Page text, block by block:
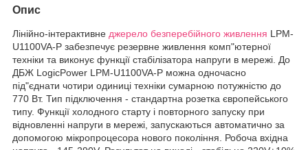
Опис
Лінійно-інтерактивне джерело безперебійного живлення LPM-
U1100VA-P забезпечує резервне живлення комп"ютерної
техніки та виконує функції стабілізатора напруги в мережі. До
ДБЖ LogicPower LPM-U1100VA-P можна одночасно
під"єднати чотири одиниці техніки сумарною потужністю до
770 Вт. Тип підключення - стандартна розетка європейського
типу. Функції холодного старту і повторного запуску при
відновленні напруги в мережі, запускаються автоматично за
допомогою мікропроцесора нового покоління. Робоча вхідна